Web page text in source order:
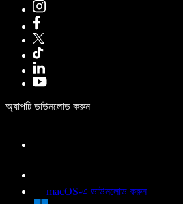
অ্যাপটি ডাউনলোড করুন
macOS-এ ডাউনলোড করুন